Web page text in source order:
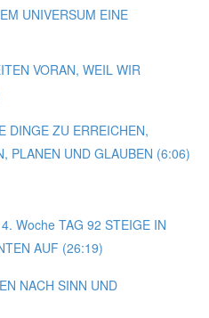
UNIVERSUM EINE
VORAN, WEIL WIR
DINGE ZU ERREICHEN,
PLANEN UND GLAUBEN (6:06)
Woche TAG 92 STEIGE IN
AUF (26:19)
NACH SINN UND